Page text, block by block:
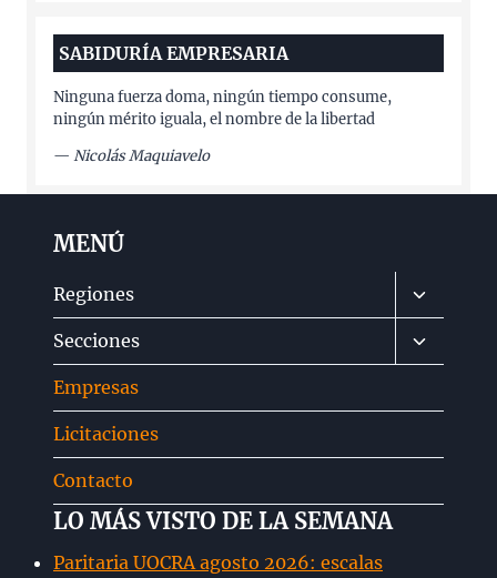
SABIDURÍA EMPRESARIA
Ninguna fuerza doma, ningún tiempo consume,
ningún mérito iguala, el nombre de la libertad
— Nicolás Maquiavelo
MENÚ
Regiones
Alternar
menú
hijo
Secciones
Alternar
menú
Empresas
Licitaciones
Contacto
LO MÁS VISTO DE LA SEMANA
Paritaria UOCRA agosto 2026: escalas